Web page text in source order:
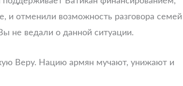
и отменили возможность разговора семей
не ведали о данной ситуации.
Веру. Нацию армян мучают, унижают и